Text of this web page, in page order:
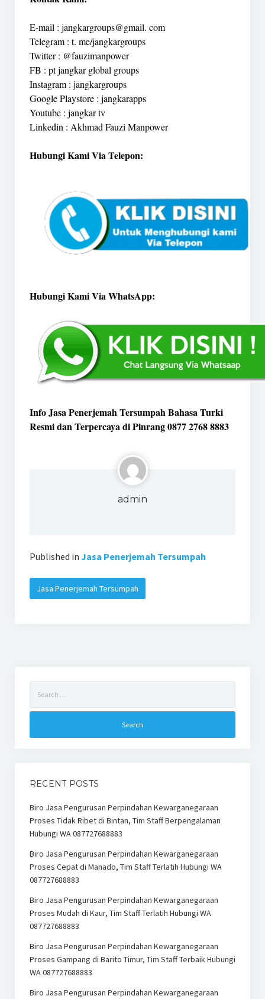
E-mail : jangkargroups@gmail. com
Telegram : t. me/jangkargroups
Twitter : @fauzimanpower
FB : pt jangkar global groups
Instagram : jangkargroups
Google Playstore : jangkarapps
Youtube : jangkar tv
Linkedin : Akhmad Fauzi Manpower
Hubungi Kami Via Telepon:
Hubungi Kami Via WhatsApp:
Info Jasa Penerjemah Tersumpah Bahasa Turki
Resmi dan Terpercaya di Pinrang 0877 2768 8883
admin
Published in Jasa Penerjemah Tersumpah
Jasa Penerjemah Tersumpah
for:
RECENT POSTS
Biro Jasa Pengurusan Perpindahan Kewarganegaraan
Proses Tidak Ribet di Bintan, Tim Staff Berpengalaman
Hubungi WA 087727688883
Biro Jasa Pengurusan Perpindahan Kewarganegaraan
Proses Cepat di Manado, Tim Staff Terlatih Hubungi WA
087727688883
Biro Jasa Pengurusan Perpindahan Kewarganegaraan
Proses Mudah di Kaur, Tim Staff Terlatih Hubungi WA
087727688883
Biro Jasa Pengurusan Perpindahan Kewarganegaraan
Proses Gampang di Barito Timur, Tim Staff Terbaik Hubungi
WA 087727688883
Biro Jasa Pengurusan Perpindahan Kewarganegaraan